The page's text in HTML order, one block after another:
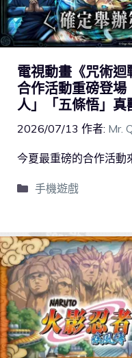
電視動畫《咒術
合作活動重磅登場
人」「五條悟」真
2026/07/13 作者: Mr.
今夏最重磅的合作活動
手機遊戲